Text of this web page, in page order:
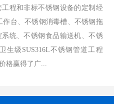
程和非标不锈钢设备的定制经
作台、不锈钢消毒槽、不锈钢拖
统、不锈钢食品输送机、不锈
生级SUS316L不锈钢管道工程
格赢得了广...